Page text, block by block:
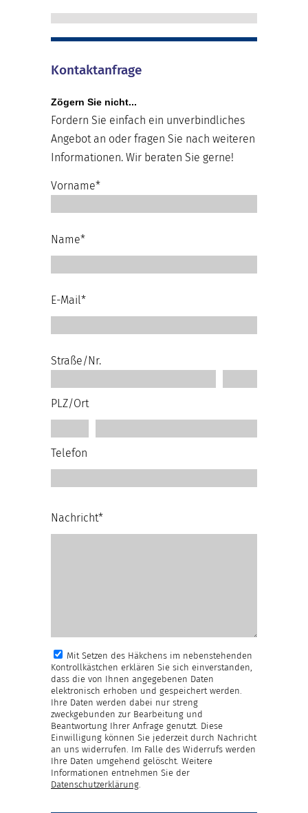
Kontaktanfrage
Zögern Sie nicht...
Fordern Sie einfach ein unverbindliches
Angebot an oder fragen Sie nach weiteren
Informationen. Wir beraten Sie gerne!
Vorname*
Name*
E-Mail*
Straße/Nr.
PLZ/Ort
Telefon
Nachricht*
Mit Setzen des Häkchens im nebenstehenden
Kontrollkästchen erklären Sie sich einverstanden,
dass die von Ihnen angegebenen Daten
elektronisch erhoben und gespeichert werden.
Ihre Daten werden dabei nur streng
zweckgebunden zur Bearbeitung und
Beantwortung Ihrer Anfrage genutzt. Diese
Einwilligung können Sie jederzeit durch Nachricht
an uns widerrufen. Im Falle des Widerrufs werden
Ihre Daten umgehend gelöscht. Weitere
Informationen entnehmen Sie der
Datenschutzerklärung